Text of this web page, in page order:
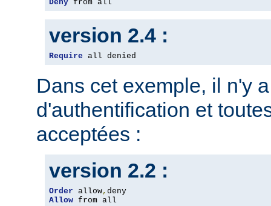
Deny from all
version 2.4 :
Require all denied
Dans cet exemple, il n'y
d'authentification et
acceptées :
version 2.2 :
Order allow,
Allow from all